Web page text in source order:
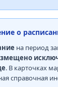
о
на период
. В карточках
справочная